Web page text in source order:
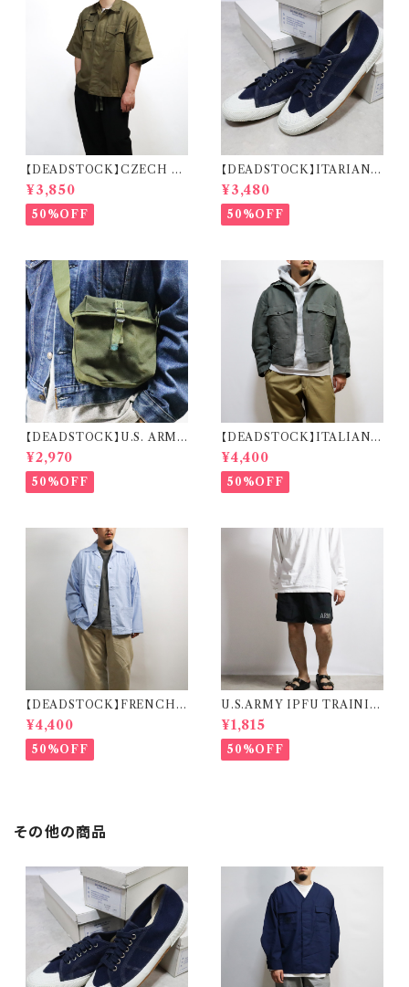
【DEADSTOCK】CZECH A
RMY REMAKE HALF SLEE
VE SHIRT チェコ軍 リメイク
ハーフスリーブ シャツ
¥3,850
50%OFF
【DEADSTOCK】ITARIAN
MILITARY M.M. DECK S
HOES イタリア海軍 デッキシュ
ーズ 箱付き デッドストック
¥3,480
50%OFF
【DEADSTOCK】U.S. ARMY
CW-502 RADIO TRANSMI
SSION CABLE BAG 米軍 ラ
ジオケーブルバッグ
¥2,970
50%OFF
【DEADSTOCK】ITALIAN A
IR FORCE PILOT JACKET
イタリア軍 エアフォース パイロ
ットジャケット
¥4,400
50%OFF
【DEADSTOCK】FRENCH
MILITARY SLEEPING SHI
RT フランス軍 スリーピングシャ
ツ デッドストック
¥4,400
50%OFF
U.S.ARMY IPFU TRAININ
G SHORTS 米軍 トレーニング
ショーツ
¥1,815
50%OFF
その他の商品